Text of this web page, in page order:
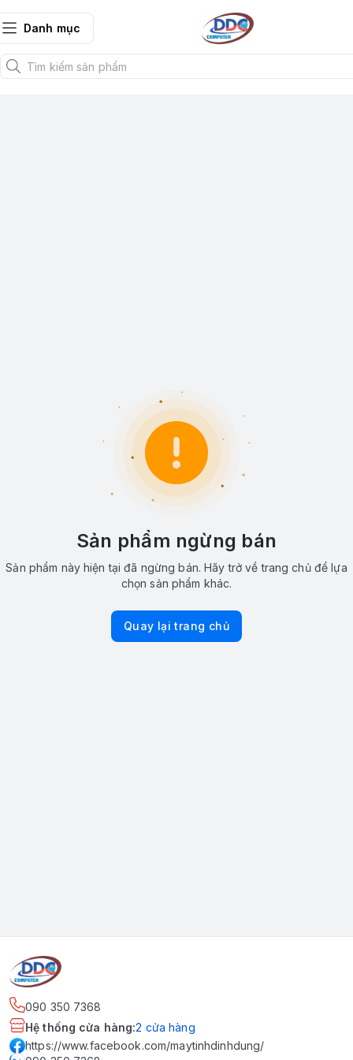
Danh mục
Sản phẩm ngừng bán
Sản phẩm này hiện tại đã ngừng bán. Hãy trở về trang chủ để lựa
chọn sản phẩm khác.
Quay lại trang chủ
090 350 7368
Hệ thống cửa hàng:2 cửa hàng
https://www.facebook.com/maytinhdinhdung/